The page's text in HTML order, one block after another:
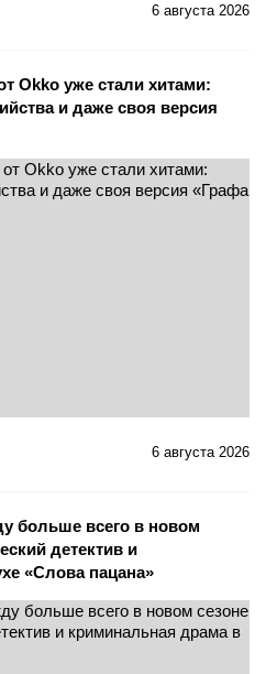
6 августа 2026
Okko уже стали хитами:
и даже своя версия
6 августа 2026
больше всего в новом
детектив и
«Слова пацана»